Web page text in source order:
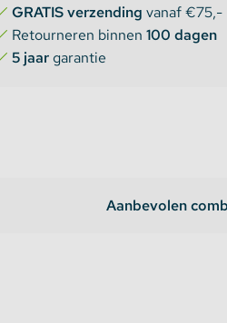
GRATIS verzending vanaf €75,-
Retourneren binnen 100 dagen
5 jaargarantie
Aanbevolen